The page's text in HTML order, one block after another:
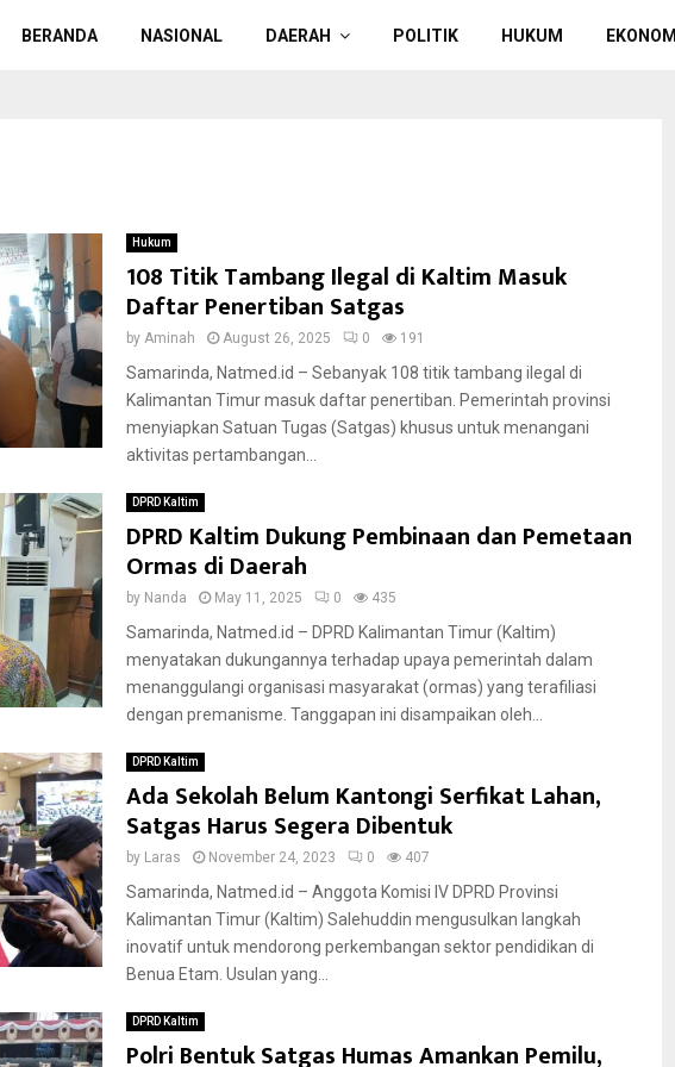
BERANDA NASIONAL DAERAH POLITIK HUKUM EKONOMI
Hukum
108 Titik Tambang Ilegal di Kaltim Masuk
Daftar Penertiban Satgas
by Aminah August 26, 2025 0 191
Samarinda, Natmed.id – Sebanyak 108 titik tambang ilegal di
Kalimantan Timur masuk daftar penertiban. Pemerintah provinsi
menyiapkan Satuan Tugas (Satgas) khusus untuk menangani
aktivitas pertambangan...
DPRD Kaltim
DPRD Kaltim Dukung Pembinaan dan Pemetaan
Ormas di Daerah
by Nanda May 11, 2025 0 435
Samarinda, Natmed.id – DPRD Kalimantan Timur (Kaltim)
menyatakan dukungannya terhadap upaya pemerintah dalam
menanggulangi organisasi masyarakat (ormas) yang terafiliasi
dengan premanisme. Tanggapan ini disampaikan oleh...
DPRD Kaltim
Ada Sekolah Belum Kantongi Serfikat Lahan,
Satgas Harus Segera Dibentuk
by Laras November 24, 2023 0 407
Samarinda, Natmed.id – Anggota Komisi IV DPRD Provinsi
Kalimantan Timur (Kaltim) Salehuddin mengusulkan langkah
inovatif untuk mendorong perkembangan sektor pendidikan di
Benua Etam. Usulan yang...
DPRD Kaltim
Polri Bentuk Satgas Humas Amankan Pemilu,